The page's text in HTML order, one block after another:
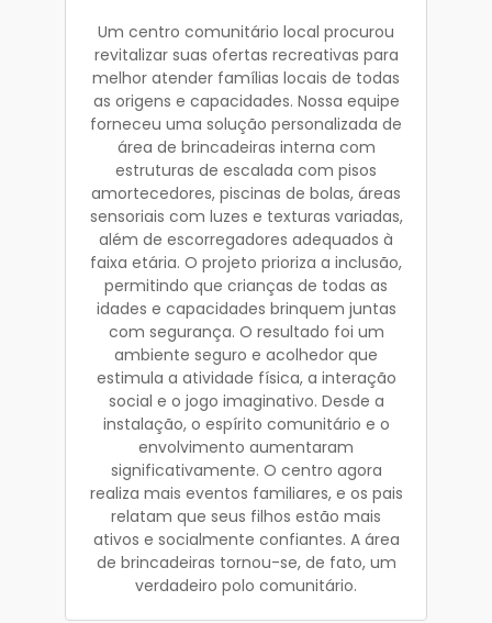
Um centro comunitário local procurou
revitalizar suas ofertas recreativas para
melhor atender famílias locais de todas
as origens e capacidades. Nossa equipe
forneceu uma solução personalizada de
área de brincadeiras interna com
estruturas de escalada com pisos
amortecedores, piscinas de bolas, áreas
sensoriais com luzes e texturas variadas,
além de escorregadores adequados à
faixa etária. O projeto prioriza a inclusão,
permitindo que crianças de todas as
idades e capacidades brinquem juntas
com segurança. O resultado foi um
ambiente seguro e acolhedor que
estimula a atividade física, a interação
social e o jogo imaginativo. Desde a
instalação, o espírito comunitário e o
envolvimento aumentaram
significativamente. O centro agora
realiza mais eventos familiares, e os pais
relatam que seus filhos estão mais
ativos e socialmente confiantes. A área
de brincadeiras tornou-se, de fato, um
verdadeiro polo comunitário.